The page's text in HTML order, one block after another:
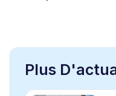
Plus